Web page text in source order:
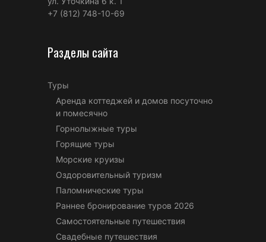
+7 (812) 748-10-69
Разделы сайта
Туры
Аренда коттеджей и домов посуточно
и помесячно
Горнолыжные туры
Горящие туры
Морские круизы
Оздоровительный туризм
Паломнические туры
Раннее бронирование туров 2026
Самостоятельные путешествия
Свадебные путешествия